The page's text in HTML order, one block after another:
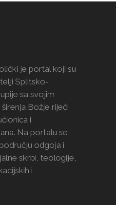
je portal koji su
Splitsko-
sa svojim
Božje riječi
i
Na portalu se
odgoja i
skrbi, teologije,
i